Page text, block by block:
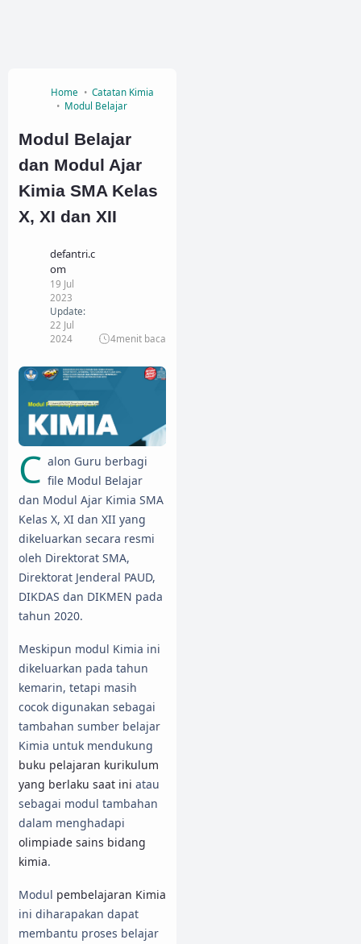
Home
Catatan Kimia
Modul Belajar
Modul Belajar
dan Modul Ajar
Kimia SMA Kelas
X, XI dan XII
defantri.c
om
19 Jul
2023
Update:
22 Jul
2024
4menit baca
C alon Guru berbagi
file Modul Belajar
dan Modul Ajar Kimia SMA
Kelas X, XI dan XII yang
dikeluarkan secara resmi
oleh Direktorat SMA,
Direktorat Jenderal PAUD,
DIKDAS dan DIKMEN pada
tahun 2020.
Meskipun modul Kimia ini
dikeluarkan pada tahun
kemarin, tetapi masih
cocok digunakan sebagai
tambahan sumber belajar
Kimia untuk mendukung
buku pelajaran kurikulum
yang berlaku saat ini atau
sebagai modul tambahan
dalam menghadapi
olimpiade sains bidang
kimia.
Modul pembelajaran Kimia
ini diharapakan dapat
membantu proses belajar